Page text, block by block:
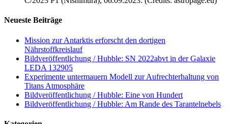
Neueste Beiträge
Mission zur Antarktis erforscht den dortigen
Nährstoffkreislauf
Bildveröffentlichung / Hubble: SN 2022abvt in der Galaxie
LEDA 132905
Experimente untermauern Modell zur Aufrechterhaltung von
Titans Atmosphäre
Bildveröffentlichung / Hubble: Eine von Hundert
Bildveröffentlichung / Hubble: Am Rande des Tarantelnebels